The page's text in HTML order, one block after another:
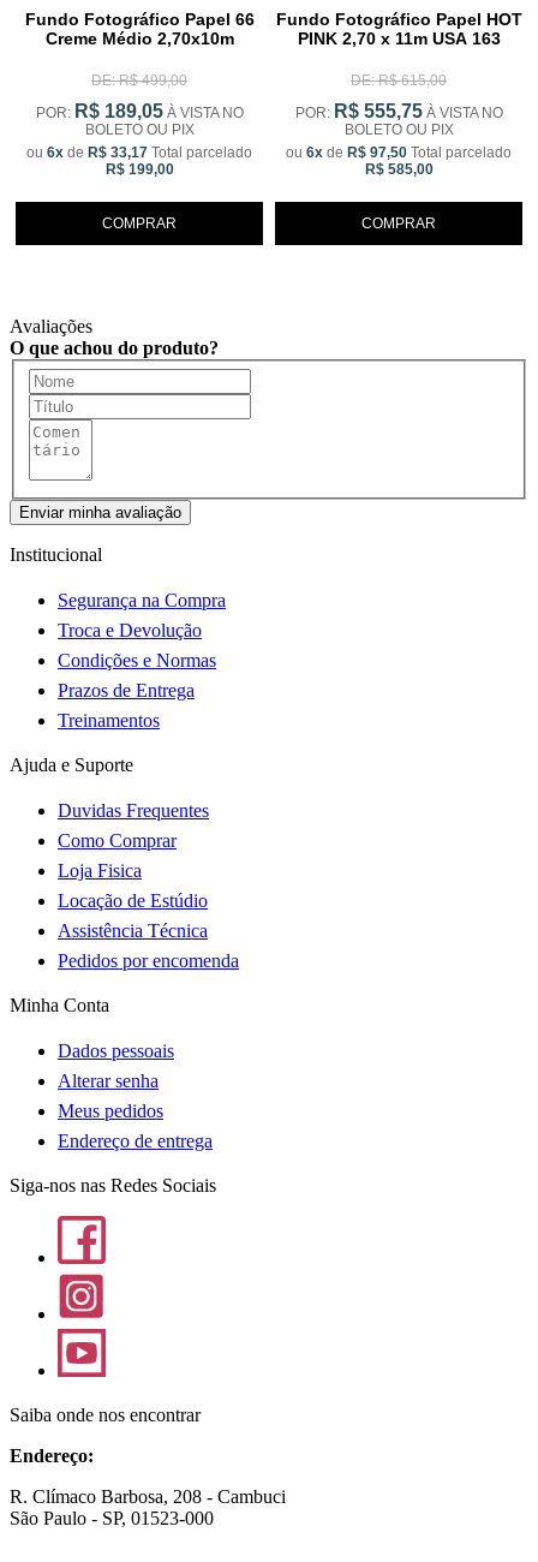
Fundo Fotográfico Papel 66
Creme Médio 2,70x10m
DE: R$ 499,00
POR: R$ 189,05À VISTA NO
BOLETO OU PIX
ou 6x de R$ 33,17 Total parcelado
R$ 199,00
COMPRAR
Fundo Fotográfico Papel HOT
PINK 2,70 x 11m USA 163
DE: R$ 615,00
POR: R$ 555,75À VISTA NO
BOLETO OU PIX
ou 6x de R$ 97,50 Total parcelado
R$ 585,00
COMPRAR
Avaliações
O que achou do produto?
Enviar minha avaliação
Institucional
Segurança na Compra
Troca e Devolução
Condições e Normas
Prazos de Entrega
Treinamentos
Ajuda e Suporte
Duvidas Frequentes
Como Comprar
Loja Fisica
Locação de Estúdio
Assistência Técnica
Pedidos por encomenda
Minha Conta
Dados pessoais
Alterar senha
Meus pedidos
Endereço de entrega
Siga-nos nas Redes Sociais
Saiba onde nos encontrar
Endereço:
R. Clímaco Barbosa, 208 - Cambuci
São Paulo - SP, 01523-000